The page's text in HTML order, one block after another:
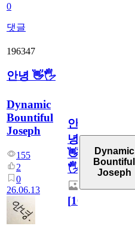
0
댓글
196347
안녕 👋🖐
Dynamic
Bountiful
Joseph
155
2
0
26.06.13
안
녕
👋
🖐
[10
Dynamic
Bountiful
Joseph